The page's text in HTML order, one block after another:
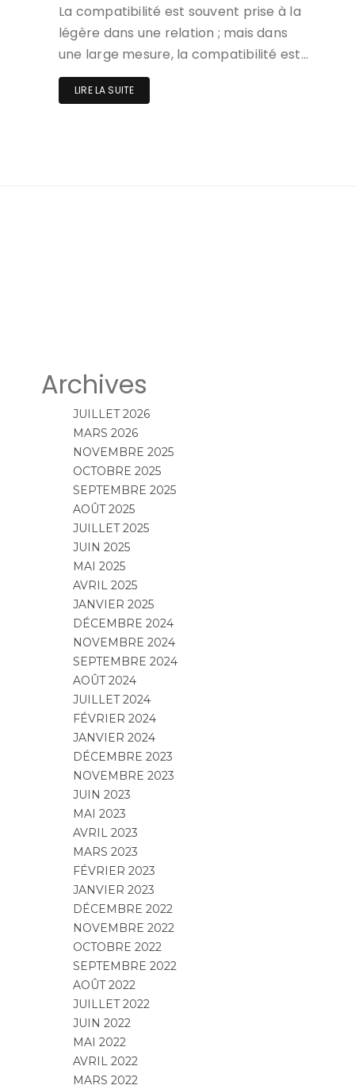
La compatibilité est souvent prise à la
légère dans une relation ; mais dans
une large mesure, la compatibilité est…
LIRE LA SUITE
Archives
JUILLET 2026
MARS 2026
NOVEMBRE 2025
OCTOBRE 2025
SEPTEMBRE 2025
AOÛT 2025
JUILLET 2025
JUIN 2025
MAI 2025
AVRIL 2025
JANVIER 2025
DÉCEMBRE 2024
NOVEMBRE 2024
SEPTEMBRE 2024
AOÛT 2024
JUILLET 2024
FÉVRIER 2024
JANVIER 2024
DÉCEMBRE 2023
NOVEMBRE 2023
JUIN 2023
MAI 2023
AVRIL 2023
MARS 2023
FÉVRIER 2023
JANVIER 2023
DÉCEMBRE 2022
NOVEMBRE 2022
OCTOBRE 2022
SEPTEMBRE 2022
AOÛT 2022
JUILLET 2022
JUIN 2022
MAI 2022
AVRIL 2022
MARS 2022